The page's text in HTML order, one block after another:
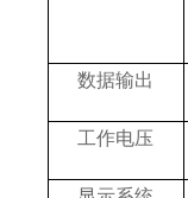
数据输出
工作电压